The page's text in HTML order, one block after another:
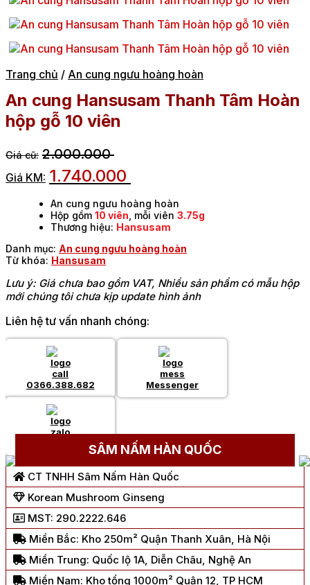
Trang chủ / An cung ngưu hoàng hoàn
An cung Hansusam Thanh Tâm Hoàn
hộp gỗ 10 viên
2.000.000
1.740.000
An cung ngưu hoàng hoàn
Hộp gồm 10 viên , mỗi viên 3.75g
Thương hiệu: Hansusam
Danh mục: An cung ngưu hoàng hoàn
Từ khóa: Hansusam
Lưu ý: Giá chưa bao gồm VAT, Nhiều sản phẩm có mẫu hộp
mới chúng tôi chưa kịp update hình ảnh
Liên hệ tư vấn nhanh chóng:
0366.388.682 Messenger
SÂM NẤM HÀN QUỐC
CT TNHH Sâm Nấm Hàn Quốc
Korean Mushroom Ginseng
MST: 290.2222.646
Miền Bắc: Kho 250m² Quận Thanh Xuân, Hà Nội
Miền Trung: Quốc lộ 1A, Diễn Châu, Nghệ An
Miền Nam: Kho tổng 1000m² Quận 12, TP HCM